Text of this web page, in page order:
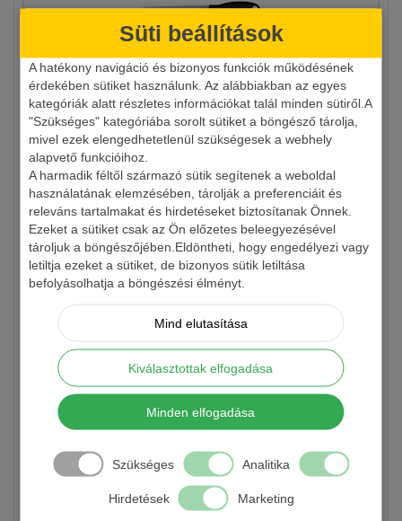
Süti beállítások
A hatékony navigáció és bizonyos funkciók működésének
érdekében sütiket használunk. Az alábbiakban az egyes
kategóriák alatt részletes információkat talál minden sütiről.A
"Szükséges" kategóriába sorolt sütiket a böngésző tárolja,
mivel ezek elengedhetetlenül szükségesek a webhely
alapvető funkcióihoz.
A harmadik féltől származó sütik segítenek a weboldal
használatának elemzésében, tárolják a preferenciáit és
releváns tartalmakat és hirdetéseket biztosítanak Önnek.
Ezeket a sütiket csak az Ön előzetes beleegyezésével
tároljuk a böngészőjében.Eldöntheti, hogy engedélyezi vagy
letiltja ezeket a sütiket, de bizonyos sütik letiltása
befolyásolhatja a böngészési élményt.
Mind elutasítása
Kiválasztottak elfogadása
Minden elfogadása
Szükséges Analitika
Hirdetések Marketing
ARNO X-BLADE K1 HORGÁSZ KÉS TOKKAL
1 490 Ft
Részletek
ARNO X-BLADE K2 HORGÁSZ KÉS TOKKAL
Részletek